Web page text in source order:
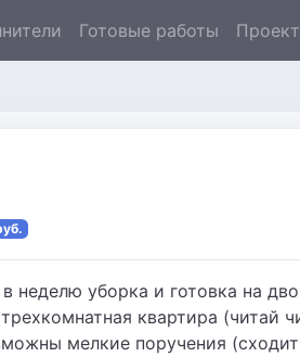
Готовые работы
неделю уборка и готовка на
квартира (читай
мелкие поручения